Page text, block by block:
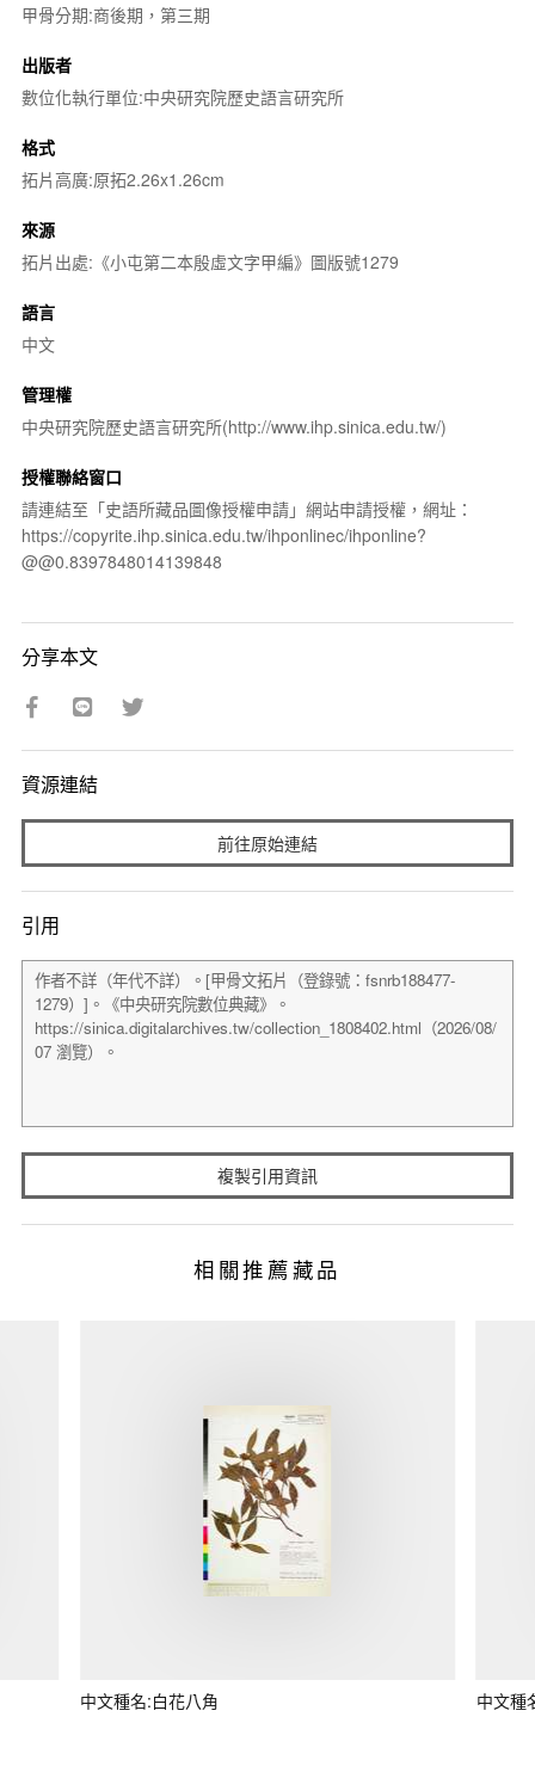
甲骨分期:商後期，第三期
出版者
數位化執行單位:中央研究院歷史語言研究所
格式
拓片高廣:原拓2.26x1.26cm
來源
拓片出處:《小屯第二本殷虛文字甲編》圖版號1279
語言
中文
管理權
中央研究院歷史語言研究所(http://www.ihp.sinica.edu.tw/)
授權聯絡窗口
請連結至「史語所藏品圖像授權申請」網站申請授權，網址：
https://copyrite.ihp.sinica.edu.tw/ihponlinec/ihponline?
@@0.8397848014139848
分享本文
資源連結
前往原始連結
引用
複製引用資訊
相關推薦藏品
中文種名:白花八角 中文種